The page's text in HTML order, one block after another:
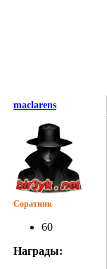
maclarens
Соратник
60
Награды: